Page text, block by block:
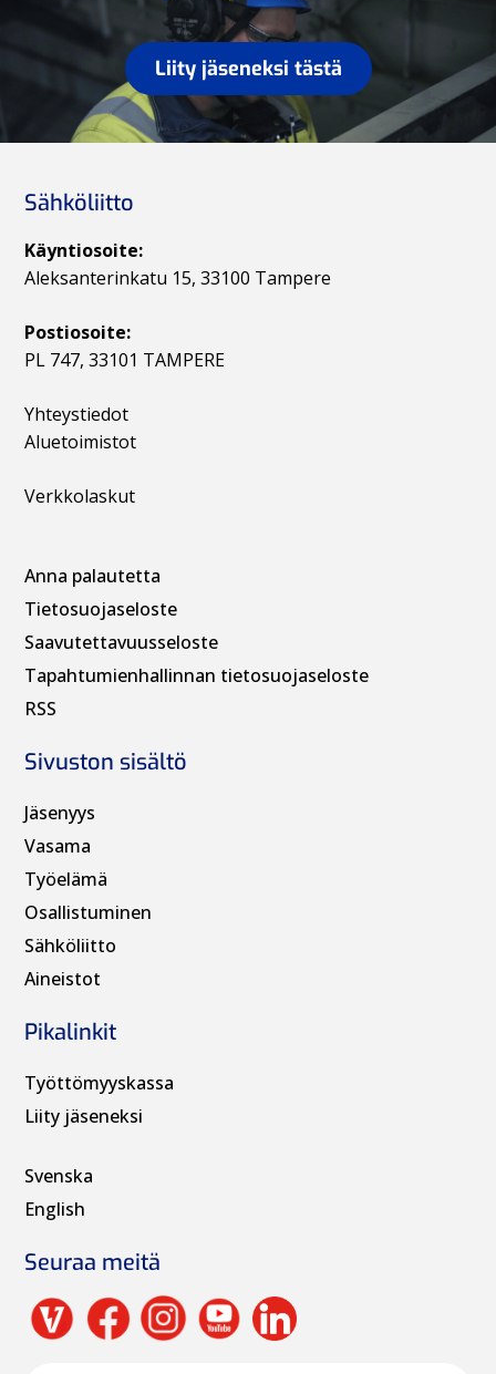
Liity jäseneksi tästä
Sähköliitto
Käyntiosoite:
Aleksanterinkatu 15, 33100 Tampere
Postiosoite:
PL 747, 33101 TAMPERE
Yhteystiedot
Aluetoimistot
Verkkolaskut
Anna palautetta
Tietosuojaseloste
Saavutettavuusseloste
Tapahtumienhallinnan tietosuojaseloste
RSS
Sivuston sisältö
Jäsenyys
Vasama
Työelämä
Osallistuminen
Sähköliitto
Aineistot
Pikalinkit
Työttömyyskassa
Liity jäseneksi
Svenska
English
Seuraa meitä